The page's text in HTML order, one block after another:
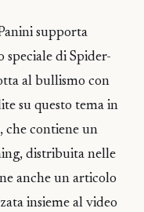
supporta
speciale di Spider-
al bullismo con
su questo tema in
che contiene un
distribuita nelle
anche un articolo
insieme al video